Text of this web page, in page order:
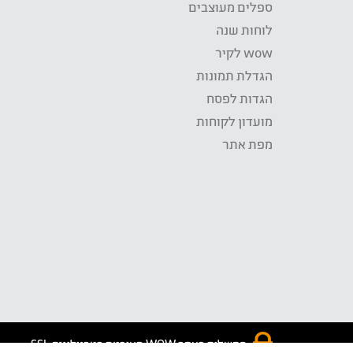
ספלים מעוצבים
לוחות שנה
wow לקיר
הגדלת תמונות
הגדות לפסח
מועדון לקוחות
מפת אתר
התשלום באתר WOW מאובטח בטכנולוגית SSL